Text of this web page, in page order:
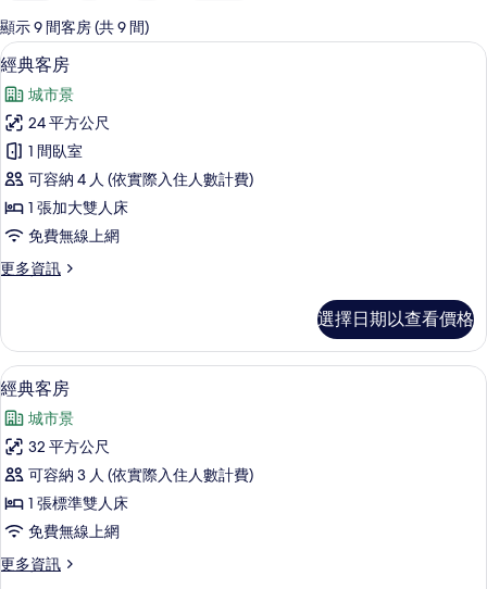
的
客
房
篩
選
條
件
顯示 9 間客房 (共 9 間)
顯
示
經
典
客
房
的
所
有
片
經典客房 | 客房內保險箱、書桌、遮
7
經典客房
城市景
24 平方公尺
1 間臥室
可容納 4 人 (依實際入住人數計費)
1 張加大雙人床
免費無線上網
更多資訊
更
客
房
的
情
選擇日期以查看價格
顯
示
經
典
客
房
的
所
經典客房 | 客房內保險箱、書桌、遮
6
經典客房
城市景
32 平方公尺
可容納 3 人 (依實際入住人數計費)
1 張標準雙人床
免費無線上網
更多資訊
更